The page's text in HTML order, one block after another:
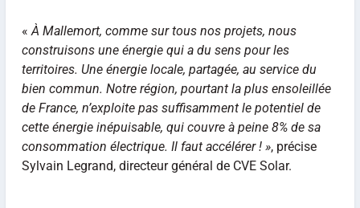
« À Mallemort, comme sur tous nos projets, nous
construisons une énergie qui a du sens pour les
territoires. Une énergie locale, partagée, au service du
bien commun. Notre région, pourtant la plus ensoleillée
de France, n’exploite pas suffisamment le potentiel de
cette énergie inépuisable, qui couvre à peine 8% de sa
consommation électrique. Il faut accélérer ! », précise
Sylvain Legrand, directeur général de CVE Solar.